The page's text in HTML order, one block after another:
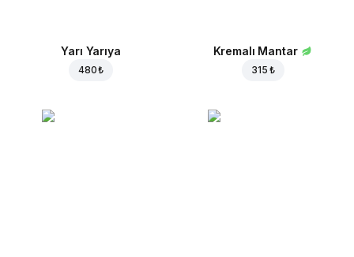
Yarı Yarıya
480 ₺
Kremalı Mantar
315 ₺